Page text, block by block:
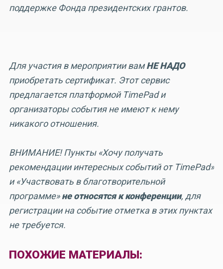
поддержке Фонда президентских грантов.
Для участия в мероприятии вамНЕ НАДО
приобретать сертификат. Этот сервис
предлагается платформой TimePad и
организаторы события не имеют к нему
никакого отношения.
ВНИМАНИЕ! Пункты «Хочу получать
рекомендации интересных событий от TimePad»
и «Участвовать в благотворительной
программе»не относятся к конференции, для
регистрации на событие отметка в этих пунктах
не требуется.
ПОХОЖИЕ МАТЕРИАЛЫ: